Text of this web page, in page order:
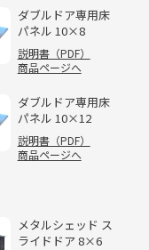
ダブルドア専用床
パネル 10×8
説明書（PDF）
商品ページへ
ダブルドア専用床
パネル 10×12
説明書（PDF）
商品ページへ
メタルシェッド ス
ライドドア 8×6